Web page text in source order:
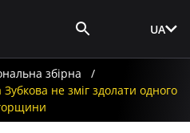
UA
збірна
не зміг здолати одного